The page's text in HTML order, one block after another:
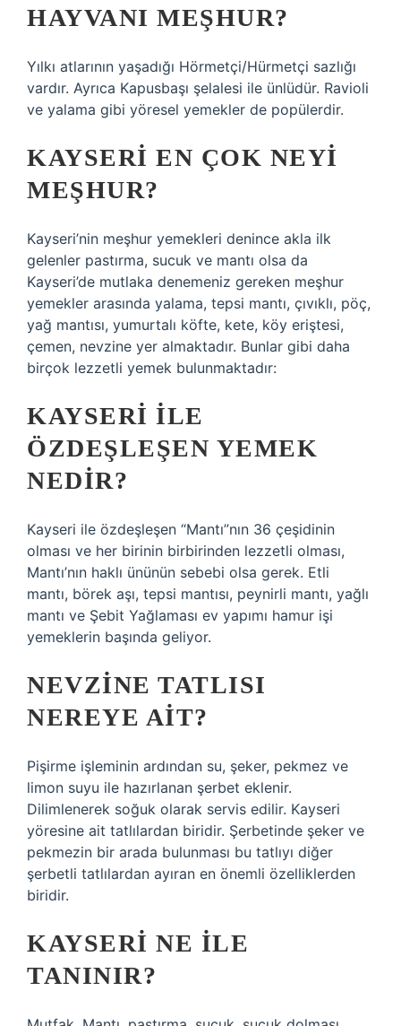
HAYVANI MEŞHUR?
Yılkı atlarının yaşadığı Hörmetçi/Hürmetçi sazlığı
vardır. Ayrıca Kapusbaşı şelalesi ile ünlüdür. Ravioli
ve yalama gibi yöresel yemekler de popülerdir.
KAYSERI EN ÇOK NEYI
MEŞHUR?
Kayseri’nin meşhur yemekleri denince akla ilk
gelenler pastırma, sucuk ve mantı olsa da
Kayseri’de mutlaka denemeniz gereken meşhur
yemekler arasında yalama, tepsi mantı, çıvıklı, pöç,
yağ mantısı, yumurtalı köfte, kete, köy eriştesi,
çemen, nevzine yer almaktadır. Bunlar gibi daha
birçok lezzetli yemek bulunmaktadır:
KAYSERI ILE
ÖZDEŞLEŞEN YEMEK
NEDIR?
Kayseri ile özdeşleşen “Mantı”nın 36 çeşidinin
olması ve her birinin birbirinden lezzetli olması,
Mantı’nın haklı ününün sebebi olsa gerek. Etli
mantı, börek aşı, tepsi mantısı, peynirli mantı, yağlı
mantı ve Şebit Yağlaması ev yapımı hamur işi
yemeklerin başında geliyor.
NEVZINE TATLISI
NEREYE AIT?
Pişirme işleminin ardından su, şeker, pekmez ve
limon suyu ile hazırlanan şerbet eklenir.
Dilimlenerek soğuk olarak servis edilir. Kayseri
yöresine ait tatlılardan biridir. Şerbetinde şeker ve
pekmezin bir arada bulunması bu tatlıyı diğer
şerbetli tatlılardan ayıran en önemli özelliklerden
biridir.
KAYSERI NE ILE
TANINIR?